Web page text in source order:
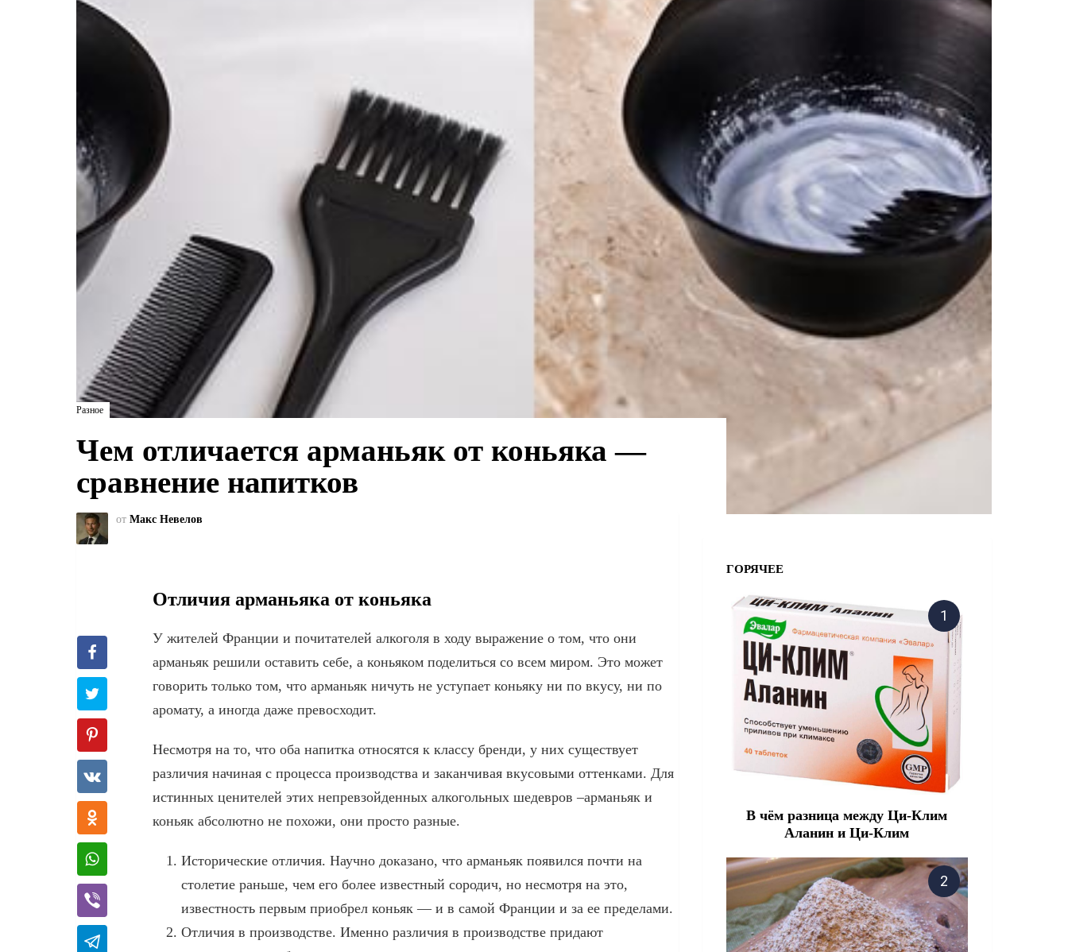
Разное
Чем отличается арманьяк от коньяка —
сравнение напитков
от Макс Невелов
Отличия арманьяка от коньяка
У жителей Франции и почитателей алкоголя в ходу выражение о том, что они
арманьяк решили оставить себе, а коньяком поделиться со всем миром. Это может
говорить только том, что арманьяк ничуть не уступает коньяку ни по вкусу, ни по
аромату, а иногда даже превосходит.
Несмотря на то, что оба напитка относятся к классу бренди, у них существует
различия начиная с процесса производства и заканчивая вкусовыми оттенками. Для
истинных ценителей этих непревзойденных алкогольных шедевров –арманьяк и
коньяк абсолютно не похожи, они просто разные.
Исторические отличия. Научно доказано, что арманьяк появился почти на
столетие раньше, чем его более известный сородич, но несмотря на это,
известность первым приобрел коньяк — и в самой Франции и за ее пределами.
Отличия в производстве. Именно различия в производстве придают
ГОРЯЧЕЕ
В чём разница между Ци-Клим
Аланин и Ци-Клим